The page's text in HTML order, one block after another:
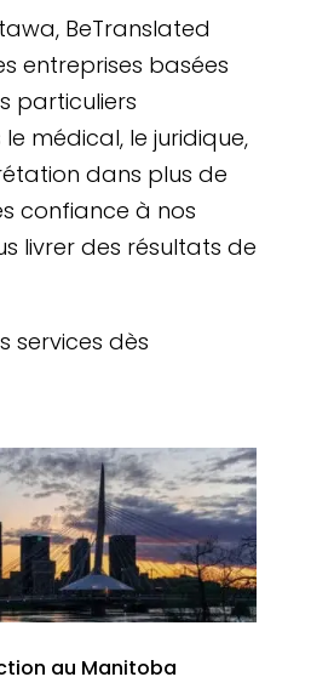
BeTranslated
entreprises basées
particuliers
médical, le juridique,
dans plus de
confiance à nos
livrer des résultats de
services dès
au Manitoba